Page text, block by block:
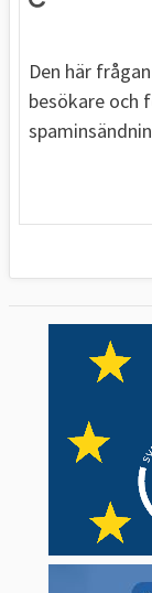
Den här
besökare och